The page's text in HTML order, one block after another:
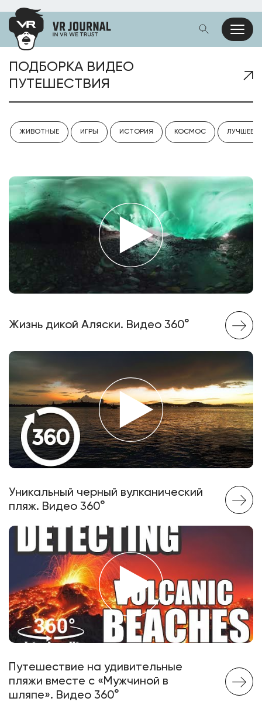
ПОДБОРКА ВИДЕО
ПУТЕШЕСТВИЯ
ЖИВОТНЫЕ ИГРЫ ИСТОРИЯ КОСМОС ЛУЧШЕЕ
Жизнь дикой Аляски. Видео 360°
Уникальный черный вулканический
пляж. Видео 360°
Путешествие на удивительные
пляжи вместе с «Мужчиной в
шляпе». Видео 360°